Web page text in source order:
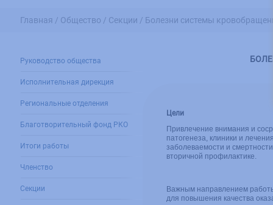
Главная / Общество / Секции / Болезни системы
Руководство общества
Исполнительная дирекция
Региональные отделения
Благотворительный фонд РКО
Итоги работы
Членство
Секции
Цели
Привлечение внимания и
патогенеза, клиники и
заболеваемости и
вторичной профилактике.
Важным направлением
для повышения качества